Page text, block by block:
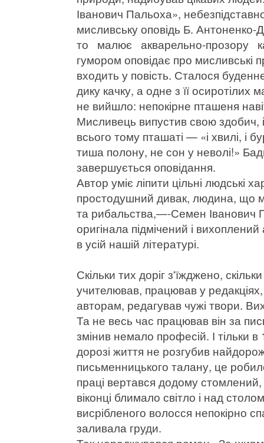
Іванович Пальоха»,
мисливську оповідь Б.
то малює акварельно-прозору
гумором оповідає про
входить у повість. Сталося
дику качку, а одне з її осиротілих
не вийшло: непокірне пташеня
Мисливець випустив свою здобич,
всього тому пташаті — «і хвилі, і
тиша полону, не сон у неволі!»
завершується оповідання.
Автор уміє ліпити цільні
простодушний дивак, людина, що
та рибальства,—-Семен Іванович
оригінала підмічений і
в усій нашій літературі.
Скільки тих доріг з'їжджено,
учителював, працював у
авторам, редагував чужі твори.
Та не весь час працював він за
змінив немало професій. І тільки
дорозі життя не розгубив
письменницького талану, це
праці вертався додому
віконці блимало світло і над
висрібленого волосся непокірно
заливала груди.